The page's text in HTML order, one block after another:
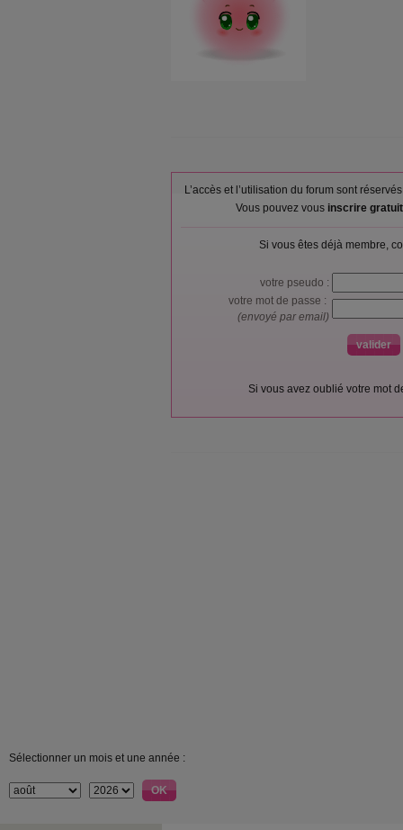
L’accès et l’utilisation du forum sont
Vous pouvez vous inscrire
Si vous êtes déjà membre,
votre pseudo :
votre mot de passe :
(envoyé par email)
Si vous avez oublié votre mot
Sélectionner un mois et une année :